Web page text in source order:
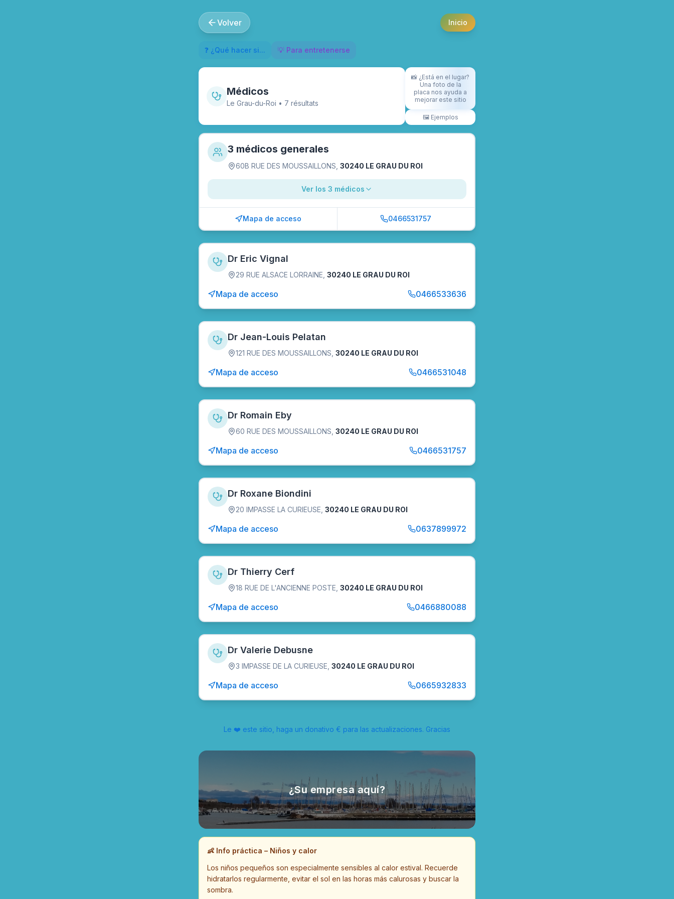
Volver Inicio
❓ ¿Qué hacer si... 💡 Para entretenerse
Médicos
Le Grau-du-Roi • 7 résultats
📸 ¿Está en el lugar?
Una foto de la
placa nos ayuda a
mejorar este sitio
🖼️ Ejemplos
3 médicos generales
60B RUE DES MOUSSAILLONS 30240 LE GRAU DU ROI
Ver los 3 médicos
Mapa de acceso 0466531757
Dr Eric Vignal
29 RUE ALSACE LORRAINE 30240 LE GRAU DU ROI
Mapa de acceso 0466533636
Dr Jean-Louis Pelatan
121 RUE DES MOUSSAILLONS 30240 LE GRAU DU ROI
Mapa de acceso 0466531048
Dr Romain Eby
60 RUE DES MOUSSAILLONS 30240 LE GRAU DU ROI
Mapa de acceso 0466531757
Dr Roxane Biondini
20 IMPASSE LA CURIEUSE 30240 LE GRAU DU ROI
Mapa de acceso 0637899972
Dr Thierry Cerf
18 RUE DE L'ANCIENNE POSTE 30240 LE GRAU DU ROI
Mapa de acceso 0466880088
Dr Valerie Debusne
3 IMPASSE DE LA CURIEUSE 30240 LE GRAU DU ROI
Mapa de acceso 0665932833
Le ❤️ este sitio, haga un donativo € para las actualizaciones. Gracias
¿Su empresa aquí?
👶 Info práctica – Niños y calor
Los niños pequeños son especialmente sensibles al calor estival. Recuerde
hidratarlos regularmente, evitar el sol en las horas más calurosas y buscar la
sombra.